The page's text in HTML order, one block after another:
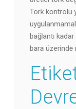
Tork kontrolü
bağlantı
bara üzerinde